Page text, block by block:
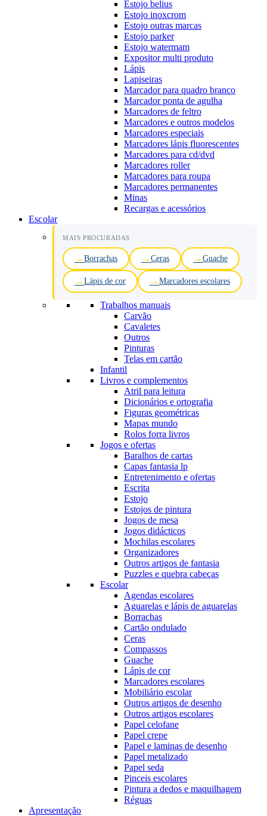
Estojo belius
Estojo inoxcrom
Estojo outras marcas
Estojo parker
Estojo watermam
Expositor multi produto
Lápis
Lapiseiras
Marcador para quadro branco
Marcador ponta de agulha
Marcadores de feltro
Marcadores e outros modelos
Marcadores especiais
Marcadores lápis fluorescentes
Marcadores para cd/dvd
Marcadores roller
Marcadores para roupa
Marcadores permanentes
Minas
Recargas e acessórios
Escolar
MAIS PROCURADAS
Borrachas Ceras Guache
Lápis de cor Marcadores escolares
Trabalhos manuais
Carvão
Cavaletes
Outros
Pinturas
Telas em cartão
Infantil
Livros e complementos
Atril para leitura
Dicionários e ortografia
Figuras geométricas
Mapas mundo
Rolos forra livros
Jogos e ofertas
Baralhos de cartas
Capas fantasia lp
Entretenimento e ofertas
Escrita
Estojo
Estojos de pintura
Jogos de mesa
Jogos didácticos
Mochilas escolares
Organizadores
Outros artigos de fantasia
Puzzles e quebra cabeças
Escolar
Agendas escolares
Aguarelas e lápis de aguarelas
Borrachas
Cartão ondulado
Ceras
Compassos
Guache
Lápis de cor
Marcadores escolares
Mobiliário escolar
Outros artigos de desenho
Outros artigos escolares
Papel celofane
Papel crepe
Papel e laminas de desenho
Papel metalizado
Papel seda
Pinceis escolares
Pintura a dedos e maquilhagem
Réguas
Apresentação